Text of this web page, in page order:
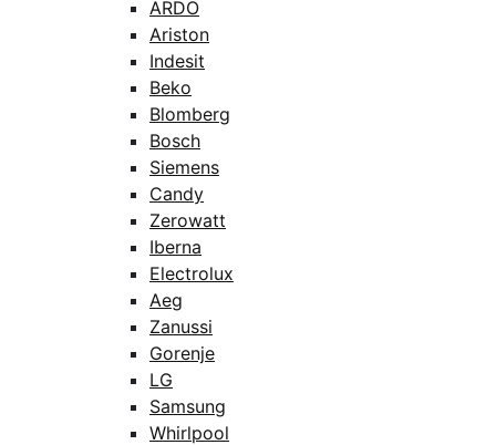
ARDO
Ariston
Indesit
Beko
Blomberg
Bosch
Siemens
Candy
Zerowatt
Iberna
Electrolux
Aeg
Zanussi
Gorenje
LG
Samsung
Whirlpool